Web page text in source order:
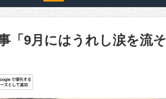
「9月にはうれし涙を流そ